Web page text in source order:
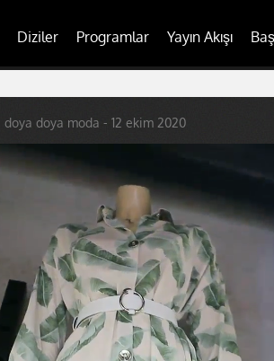
Diziler Programlar Yayın Akışı
doya doya moda - 12 ekim 2020